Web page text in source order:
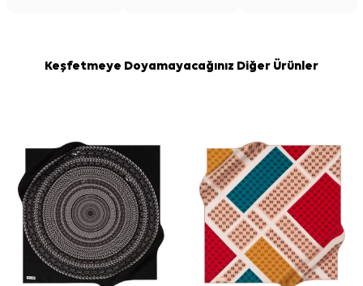
Keşfetmeye Doyamayacağınız Diğer Ürünler